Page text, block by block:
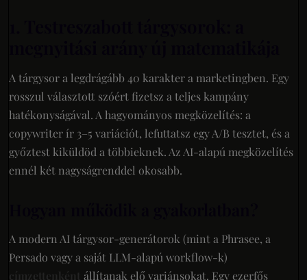
A tárgysor a legdrágább 40 karakter a marketingben. Egy
rosszul választott szóért fizetsz a teljes kampány
hatékonyságával. A hagyományos megközelítés: a
copywriter ír 3–5 variációt, lefuttatsz egy A/B tesztet, és a
győztest kiküldöd a többieknek. Az AI-alapú megközelítés
ennél két nagyságrenddel okosabb.
A modern AI tárgysor-generátorok (mint a Phrasee, a
Persado vagy a saját LLM-alapú workflow-k)
címzettenként
állítanak elő variánsokat. Egy ezerfős